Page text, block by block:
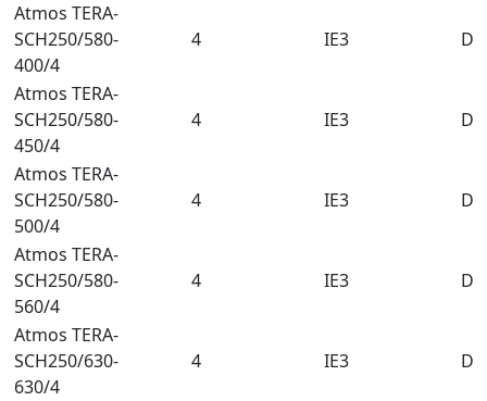
Atmos TERA-
SCH250/580-
400/4
4 IE3
Atmos TERA-
SCH250/580-
450/4
4 IE3
Atmos TERA-
SCH250/580-
500/4
4 IE3
Atmos TERA-
SCH250/580-
560/4
4 IE3
Atmos TERA-
SCH250/630-
630/4
4 IE3